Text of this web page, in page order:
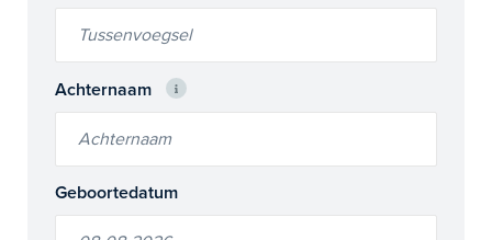
Achternaam
Geboortedatum